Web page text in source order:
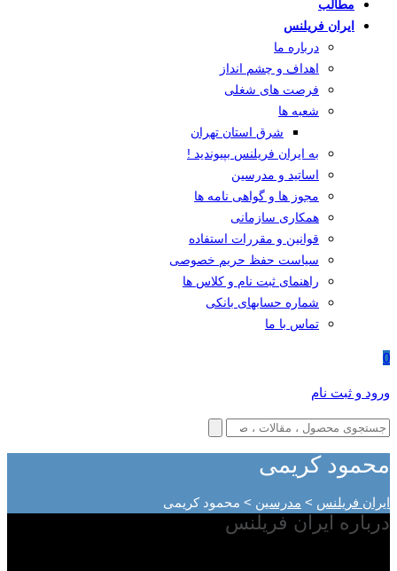
مطالب
ایران فریلنس
درباره ما
اهداف و چشم انداز
فرصت های شغلی
شعبه ها
شرق استان تهران
به ایران فریلنس بپیوندید !
اساتید و مدرسین
مجوز ها و گواهی نامه ها
همکاری سازمانی
قوانین و مقررات استفاده
سیاست حفظ حریم خصوصی
راهنمای ثبت نام و کلاس ها
شماره حسابهای بانکی
تماس با ما
0
ورود و ثبت نام
محمود کریمی
ایران فریلنس > مدرسین > محمود کریمی
درباره ایران فریلنس